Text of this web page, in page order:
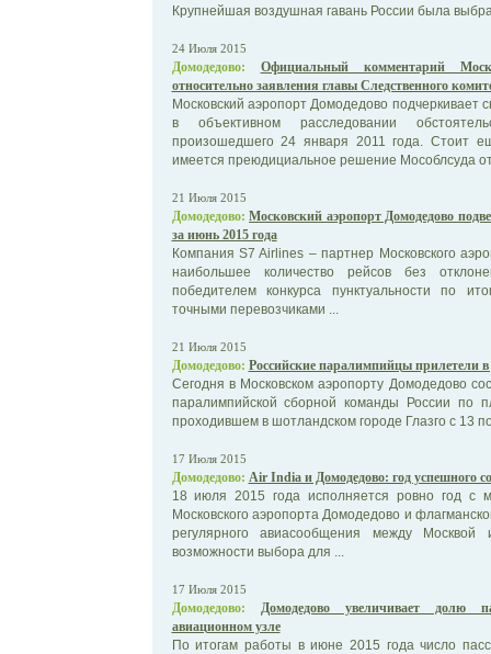
Крупнейшая воздушная гавань России была
24 Июля 2015
Домодедово:
Официальный комментарий
относительно заявления главы Следственного
Московский аэропорт Домодедово подчеркивает
в объективном расследовании
произошедшего 24 января 2011 года. Стоит
имеется преюдициальное решение Мособлсуда
21 Июля 2015
Домодедово: Московский аэропорт Домодедово
за июнь 2015 года
Компания S7 Airlines – партнер Московского
наибольшее количество рейсов без
победителем конкурса пунктуальности по
точными перевозчиками ...
21 Июля 2015
Домодедово: Российские паралимпийцы прилетели в
Сегодня в Московском аэропорту Домодедово
паралимпийской сборной команды России по
проходившем в шотландском городе Глазго с 13
17 Июля 2015
Домодедово: Air India и Домодедово: год успешного
18 июля 2015 года исполняется ровно год с
Московского аэропорта Домодедово и
регулярного авиасообщения между
возможности выбора для ...
17 Июля 2015
Домодедово:
Домодедово увеличивает долю
авиационном узле
По итогам работы в июне 2015 года число